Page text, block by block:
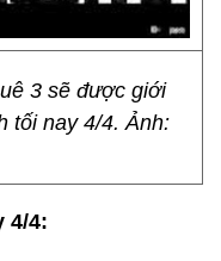
3 sẽ được giới
tối nay 4/4. Ảnh:
4/4: